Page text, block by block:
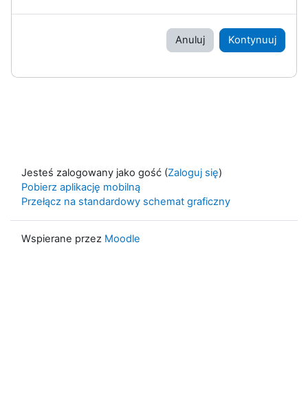
Anuluj Kontynuuj
Jesteś zalogowany jako gość (Zaloguj się)
Pobierz aplikację mobilną
Przełącz na standardowy schemat graficzny
Wspierane przez Moodle